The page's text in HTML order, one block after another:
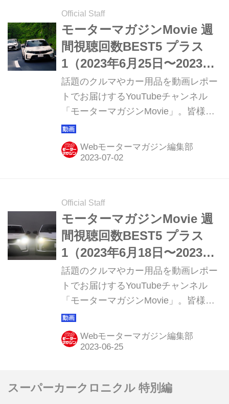
Official Staff
モーターマガジンMovie 週
間視聴回数BEST5 プラス
1（2023年6月25日〜2023年7
月1日）
話題のクルマやカー用品を動画レポー
トでお届けするYouTubeチャンネル
「モーターマガジンMovie」。皆様か
らご好評いただき15周年を迎えまし
た。このコーナーでは直近1週間の視
聴ランキング ベスト5と、動画制作班
Webモーターマガジン編集部
Official Staff
モーターマガジンMovie 週
間視聴回数BEST5 プラス
1（2023年6月18日〜2023年6
月24日）
話題のクルマやカー用品を動画レポー
トでお届けするYouTubeチャンネル
「モーターマガジンMovie」。皆様か
らご好評いただき15周年を迎えまし
た。このコーナーでは直近1週間の視
聴ランキング ベスト5と、動画制作班
Webモーターマガジン編集部
スーパーカークロニクル 特別編